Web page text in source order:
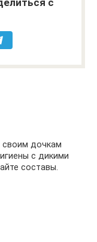
своим дочкам
с дикими
составы.